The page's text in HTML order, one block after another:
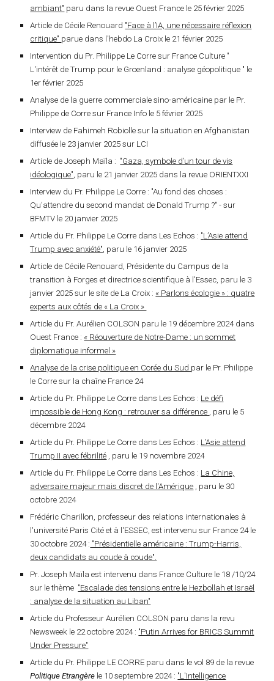
ambiant" paru dans la revue Ouest France le 25 février 2025
Article de Cécile Renouard "Face à l’IA, une nécessaire réflexion
critique" parue dans l'hebdo La Croix le 21 février 2025
Intervention du Pr. Philippe Le Corre sur France Culture "
L'intérêt de Trump pour le Groenland : analyse géopolitique " le
1er février 2025
Analyse de la guerre commerciale sino-américaine par le Pr.
Philippe de Corre sur France Info le 5 février 2025
Interview de Fahimeh Robiolle sur la situation en Afghanistan
diffusée le 23 janvier 2025 sur LCI
Article de Joseph Maïla : "Gaza, symbole d’un tour de vis
idéologique", paru le 21 janvier 2025 dans la revue ORIENTXXI
Interview du Pr. Philippe Le Corre : "Au fond des choses :
Qu'attendre du second mandat de Donald Trump ?" - sur
BFMTV le 20 janvier 2025
Article du Pr. Philippe Le Corre dans Les Echos : "L’Asie attend
Trump avec anxiété", paru le 16 janvier 2025
Article de Cécile Renouard, Présidente du Campus de la
transition à Forges et directrice scientifique à l'Essec, paru le 3
janvier 2025 sur le site de La Croix : « Parlons écologie » : quatre
experts aux côtés de « La Croix »
Article du Pr. Aurélien COLSON paru le 19 décembre 2024 dans
Ouest France : « Réouverture de Notre-Dame : un sommet
diplomatique informel »
Analyse de la crise politique en Corée du Sud par le Pr. Philippe
le Corre sur la chaîne France 24
Article du Pr. Philippe Le Corre dans Les Echos : Le défi
impossible de Hong Kong : retrouver sa différence , paru le 5
décembre 2024
Article du Pr. Philippe Le Corre dans Les Echos : L’Asie attend
Trump II avec fébrilité , paru le 19 novembre 2024
Article du Pr. Philippe Le Corre dans Les Echos : La Chine,
adversaire majeur mais discret de l'Amérique , paru le 30
octobre 2024
Frédéric Charillon, professeur des relations internationales à
l'université Paris Cité et à l'ESSEC, est intervenu sur France 24 le
30 octobre 2024 : "Présidentielle américaine : Trump-Harris,
deux candidats au coude à coude".
Pr. Joseph Maïla est intervenu dans France Culture le 18 /10/24
sur le thème "Escalade des tensions entre le Hezbollah et Israël
: analyse de la situation au Liban"
Article du Professeur Aurélien COLSON paru dans la revu
Newsweek le 22 octobre 2024 : "Putin Arrives for BRICS Summit
Under Pressure"
Article du Pr. Philippe LE CORRE paru dans le vol 89 de la revue
Politique Etrangère le 10 septembre 2024 : "L'Intelligence